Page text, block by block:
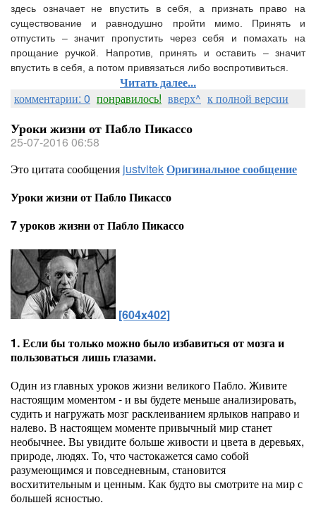
здесь означает не впустить в себя, а признать право на
существование и равнодушно пройти мимо. Принять и
отпустить – значит пропустить через себя и помахать на
прощание ручкой. Напротив, принять и оставить – значит
впустить в себя, а потом привязаться либо воспротивиться.
Читать далее...
комментарии: 0 понравилось! вверх^ к полной версии
Уроки жизни от Пабло Пикассо
25-07-2016 06:58
Это цитата сообщения justvitekОригинальное сообщение
Уроки жизни от Пабло Пикассо
7 уроков жизни от Пабло Пикассо
[604x402]
1. Если бы только можно было избавиться от мозга и
пользоваться лишь глазами.
Один из главных уроков жизни великого Пабло. Живите
настоящим моментом - и вы будете меньше анализировать,
судить и нагружать мозг расклеиванием ярлыков направо и
налево. В настоящем моменте привычный мир станет
необычнее. Вы увидите больше живости и цвета в деревьях,
природе, людях. То, что частокажется само собой
разумеющимся и повседневным, становится
восхитительным и ценным. Как будто вы смотрите на мир с
большей ясностью.